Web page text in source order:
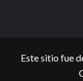
Este sitio fue